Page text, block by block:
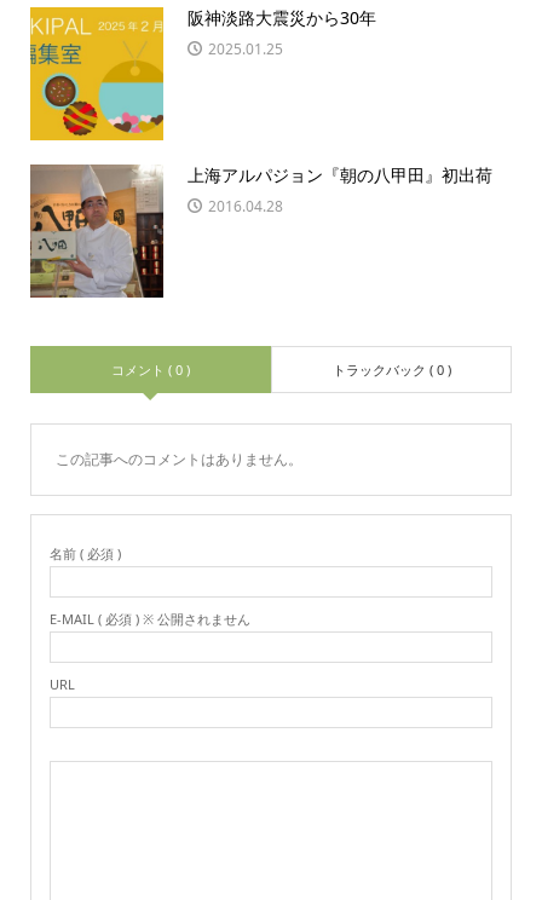
阪神淡路大震災から30年
2025.01.25
上海アルパジョン『朝の八甲田』初出荷
2016.04.28
コメント ( 0 ) トラックバック ( 0 )
この記事へのコメントはありません。
名前 ( 必須 )
E-MAIL ( 必須 ) ※ 公開されません
URL